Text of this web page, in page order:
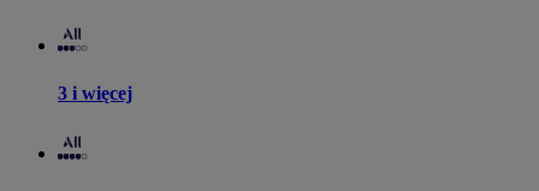
3 i więcej